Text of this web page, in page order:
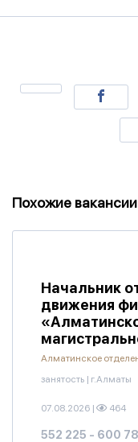
Похожие вакансии
Начальник
движения
Алматинское
занятость | г.Алматы
07.08.2026 | 464
552 225 - 600